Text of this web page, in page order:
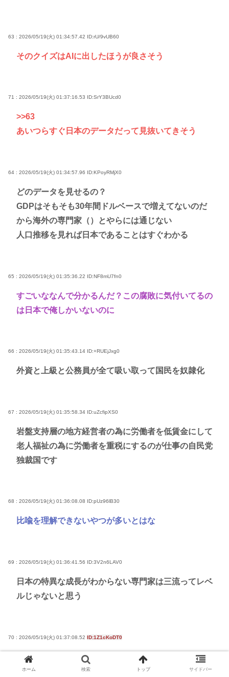
63 : 2026/05/19(火) 01:34:57.42 ID:rU/9vUB60
そのクイズはAIに出したほうが良さそう
71 : 2026/05/19(火) 01:37:16.53 ID:SrY3BUcd0
>>63
あいつらすぐ日本のデータだって見抜いてきそう
64 : 2026/05/19(火) 01:34:57.96 ID:KPoyRMjX0
どのデータを見せるの？
GDPはそもそも30年間ドルベースで増えてないのだ
から海外の専門家（）とやらには通じない
人口推移を見れば日本であることはすぐわかる
65 : 2026/05/19(火) 01:35:36.22 ID:NF8mU7fn0
すごいななんで分かるんだ？この腐敗に気付いてるの
は日本で俺しかいないのに
66 : 2026/05/19(火) 01:35:43.14 ID:+RUEjJxg0
外資と上級と公務員が全て吸い取って国民を奴隷化
67 : 2026/05/19(火) 01:35:58.34 ID:uZcfipXS0
岩盤支持層の地方経営者の為に労働者を低賃金にして
老人福祉の為に労働者を重税にするのが仕事の自民党
独裁国です
68 : 2026/05/19(火) 01:36:08.08 ID:pUz96lB30
比喩を理解できないやつが多いとはな
69 : 2026/05/19(火) 01:36:41.56 ID:3V2n6LAV0
日本の特異な成長がわからない専門家は三流ってレベ
ルじゃないと思う
70 : 2026/05/19(火) 01:37:08.52 ID:1Z1cKoDT0
1989年と2025年の世界時価総額ランキング
ホーム 検索 トップ サイドバー